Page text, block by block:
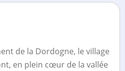
de la Dordogne, le village
en plein cœur de la vallée